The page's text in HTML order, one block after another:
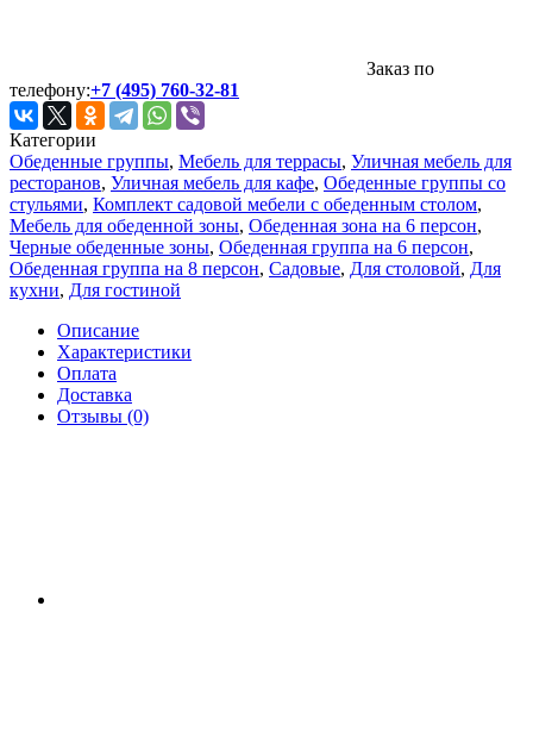
Заказ по
телефону:+7 (495) 760-32-81
Категории
Обеденные группы, Мебель для террасы, Уличная мебель для
ресторанов, Уличная мебель для кафе, Обеденные группы со
стульями, Комплект садовой мебели с обеденным столом,
Мебель для обеденной зоны, Обеденная зона на 6 персон,
Черные обеденные зоны, Обеденная группа на 6 персон,
Обеденная группа на 8 персон, Садовые, Для столовой, Для
кухни, Для гостиной
Описание
Характеристики
Оплата
Доставка
Отзывы (0)